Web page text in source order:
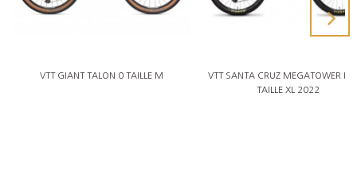
VTT GIANT TALON 0 TAILLE M
VTT SANTA CRUZ MEGATOWER
TAILLE XL 2022